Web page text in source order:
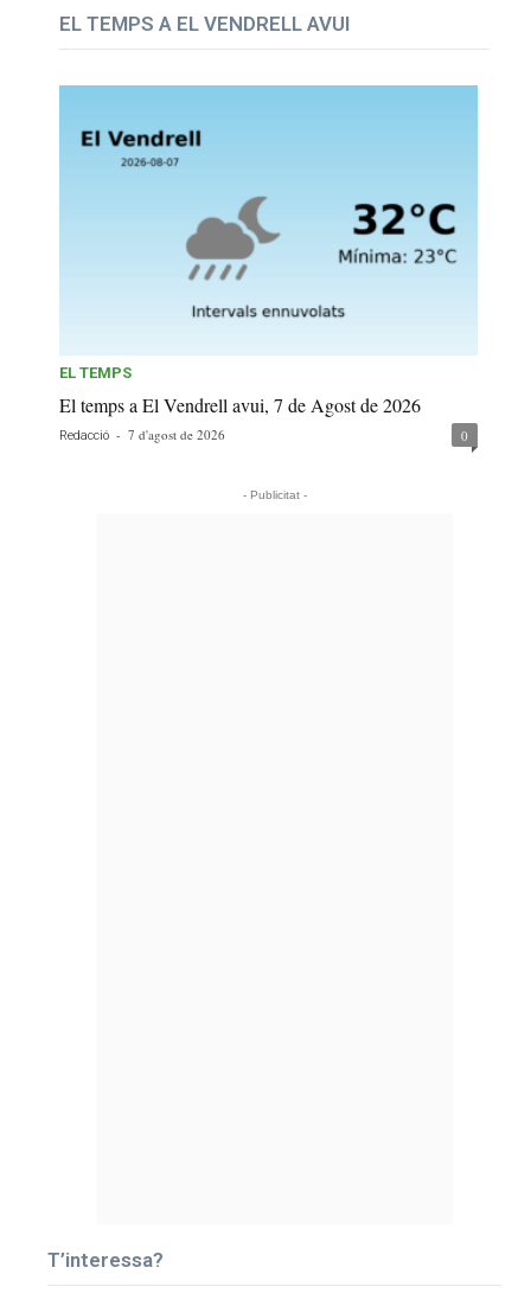
EL TEMPS A EL VENDRELL AVUI
EL TEMPS
El temps a El Vendrell avui, 7 de Agost de 2026
Redacció - 7 d'agost de 2026 0
- Publicitat -
T’interessa?